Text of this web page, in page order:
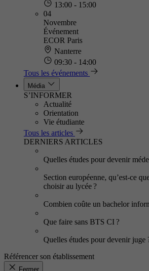
13:00 - 15:00
04
Novembre
Événement
ECOR Paris
Nanterre
09:30 - 14:00
Tous les événements
Média
S’INFORMER
Actualité
Orientation
Vie étudiante
Tous les articles
DERNIERS ARTICLES
Quelles études pour devenir
Section européenne, qu’est-ce
choisir au lycée ?
Combien coûte un bachelor
Que faire sans BTS CI ?
Quelles études pour devenir juge
Référencer son établissement
Fermer